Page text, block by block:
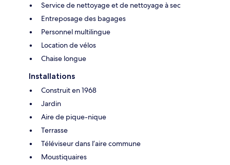
Service de nettoyage et de nettoyage à sec
Entreposage des bagages
Personnel multilingue
Location de vélos
Chaise longue
Installations
Construit en 1968
Jardin
Aire de pique-nique
Terrasse
Téléviseur dans l’aire commune
Moustiquaires